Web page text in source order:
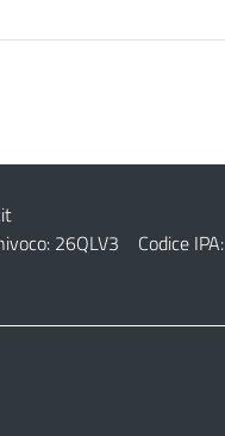
26QLV3 Codice IPA: